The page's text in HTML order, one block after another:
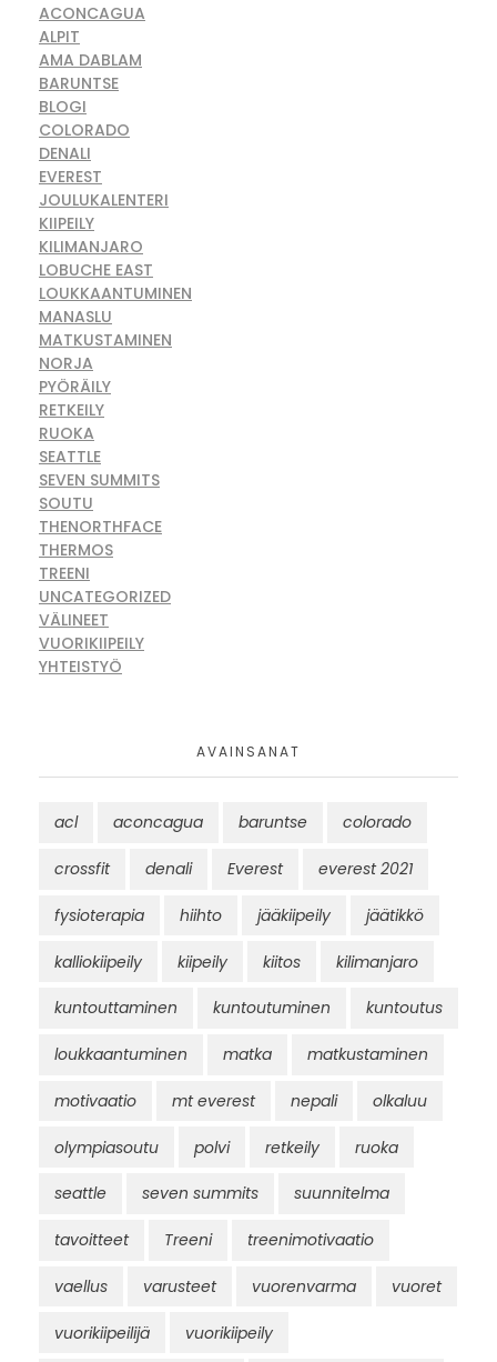
ACONCAGUA
ALPIT
AMA DABLAM
BARUNTSE
BLOGI
COLORADO
DENALI
EVEREST
JOULUKALENTERI
KIIPEILY
KILIMANJARO
LOBUCHE EAST
LOUKKAANTUMINEN
MANASLU
MATKUSTAMINEN
NORJA
PYÖRÄILY
RETKEILY
RUOKA
SEATTLE
SEVEN SUMMITS
SOUTU
THENORTHFACE
THERMOS
TREENI
UNCATEGORIZED
VÄLINEET
VUORIKIIPEILY
YHTEISTYÖ
AVAINSANAT
acl aconcagua baruntse colorado
crossfit denali Everest everest 2021
fysioterapia hiihto jääkiipeily jäätikkö
kalliokiipeily kiipeily kiitos kilimanjaro
kuntouttaminen kuntoutuminen kuntoutus
loukkaantuminen matka matkustaminen
motivaatio mt everest nepali olkaluu
olympiasoutu polvi retkeily ruoka
seattle seven summits suunnitelma
tavoitteet Treeni treenimotivaatio
vaellus varusteet vuorenvarma vuoret
vuorikiipeilijä vuorikiipeily